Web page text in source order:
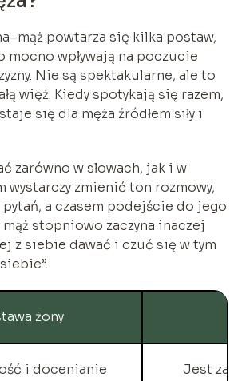
powtarza się kilka postaw,
mocno wpływają na poczucie
Nie są spektakularne, ale to
więź. Kiedy spotykają się razem,
się dla męża źródłem siły i
zarówno w słowach, jak i w
wystarczy zmienić ton rozmowy,
a czasem podejście do jego
mąż stopniowo zaczyna inaczej
z siebie dawać i czuć się w tym
żony
i docenianie Jest